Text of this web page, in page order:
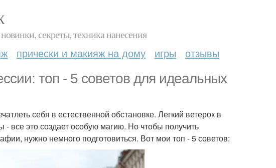
секреты, техника нанесения
прически и макияж на дому игры отзывы
топ - 5 советов для идеальных
себя в естественной обстановке. Легкий ветерок в
все это создает особую магию. Но чтобы получить
нужно немного подготовиться. Вот мои топ - 5 советов: